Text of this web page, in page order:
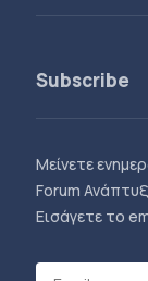
Subscribe
Μείνετε
Forum
Εισάγετε το